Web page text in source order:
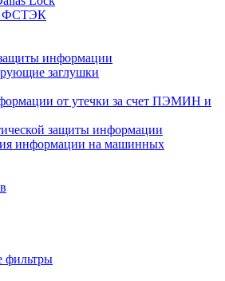
ФСТЭК
информации
заглушки
от утечки за счет ПЭМИН и
защиты информации
информации на машинных
фильтры